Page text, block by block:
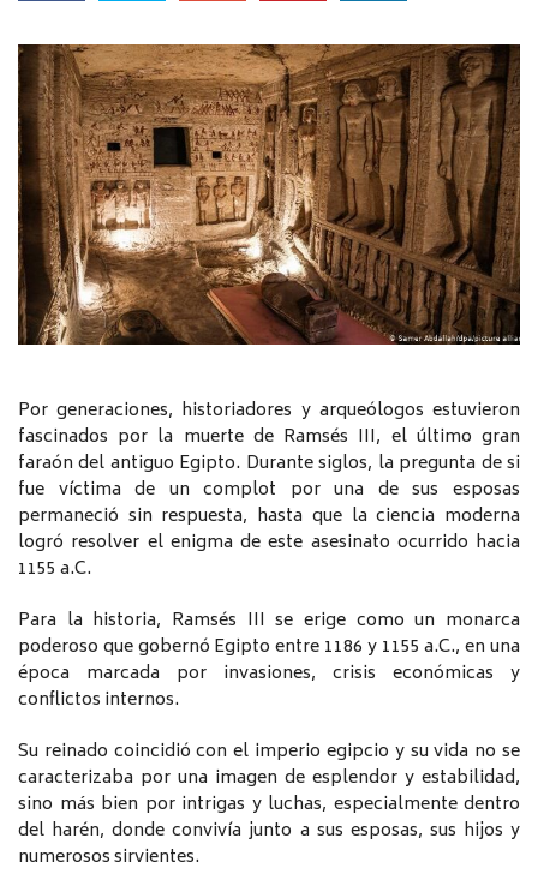
Por generaciones, historiadores y arqueólogos estuvieron
fascinados por la muerte de Ramsés III, el último gran
faraón del antiguo Egipto. Durante siglos, la pregunta de si
fue víctima de un complot por una de sus esposas
permaneció sin respuesta, hasta que la ciencia moderna
logró resolver el enigma de este asesinato ocurrido hacia
1155 a.C.
Para la historia, Ramsés III se erige como un monarca
poderoso que gobernó Egipto entre 1186 y 1155 a.C., en una
época marcada por invasiones, crisis económicas y
conflictos internos.
Su reinado coincidió con el imperio egipcio y su vida no se
caracterizaba por una imagen de esplendor y estabilidad,
sino más bien por intrigas y luchas, especialmente dentro
del harén, donde convivía junto a sus esposas, sus hijos y
numerosos sirvientes.